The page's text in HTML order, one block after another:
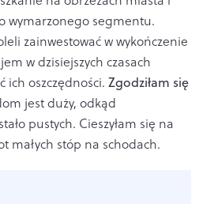
wymarzonego segmentu.
zainwestować w wykończenie
w dzisiejszych czasach
ich oszczędności. Zgodziłam się
jest duży, odkąd
pustych. Cieszyłam się na
małych stóp na schodach.